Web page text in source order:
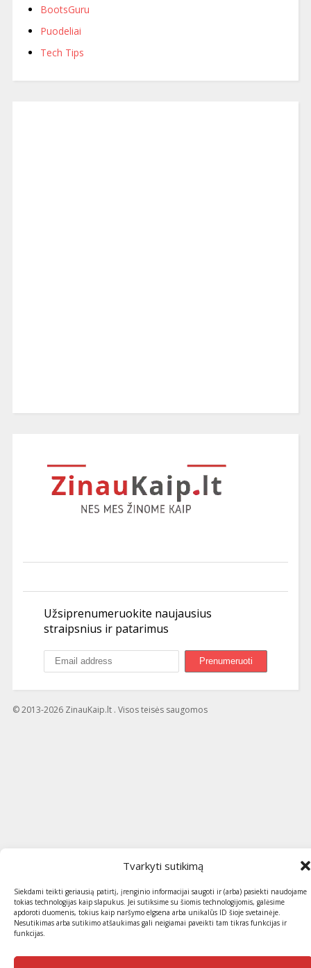
Tvarkyti sutikimą
Siekdami teikti geriausią patirtį, įrenginio informacijai saugoti ir (arba) pasiekti naudojame
tokias technologijas kaip slapukus. Jei sutiksime su šiomis technologijomis, galėsime
apdoroti duomenis, tokius kaip naršymo elgsena arba unikalūs ID šioje svetainėje.
Nesutikimas arba sutikimo atšaukimas gali neigiamai paveikti tam tikras funkcijas ir
funkcijas.
BootsGuru
Puodeliai
Tech Tips
Užsiprenumeruokite naujausius
straipsnius ir patarimus
© 2013-2026 ZinauKaip.lt . Visos teisės saugomos